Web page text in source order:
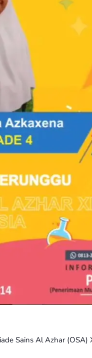
Sains Al Azhar (OSA)